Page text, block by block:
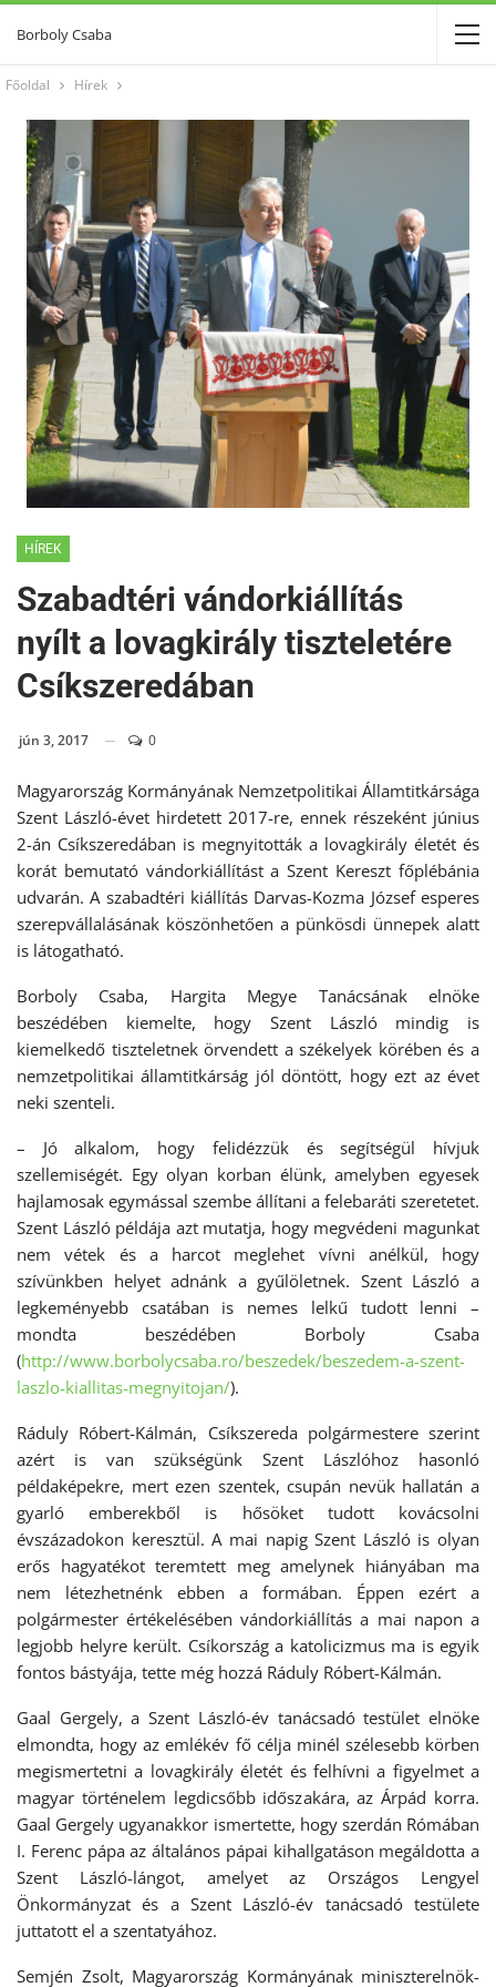
Borboly Csaba
Főoldal Hírek
HÍREK
Szabadtéri vándorkiállítás
nyílt a lovagkirály tiszteletére
Csíkszeredában
jún 3, 2017 0
Magyarország Kormányának Nemzetpolitikai Államtitkársága
Szent László-évet hirdetett 2017-re, ennek részeként június
2-án Csíkszeredában is megnyitották a lovagkirály életét és
korát bemutató vándorkiállítást a Szent Kereszt főplébánia
udvarán. A szabadtéri kiállítás Darvas-Kozma József esperes
szerepvállalásának köszönhetően a pünkösdi ünnepek alatt
is látogatható.
Borboly Csaba, Hargita Megye Tanácsának elnöke
beszédében kiemelte, hogy Szent László mindig is
kiemelkedő tiszteletnek örvendett a székelyek körében és a
nemzetpolitikai államtitkárság jól döntött, hogy ezt az évet
neki szenteli.
– Jó alkalom, hogy felidézzük és segítségül hívjuk
szellemiségét. Egy olyan korban élünk, amelyben egyesek
hajlamosak egymással szembe állítani a felebaráti szeretetet.
Szent László példája azt mutatja, hogy megvédeni magunkat
nem vétek és a harcot meglehet vívni anélkül, hogy
szívünkben helyet adnánk a gyűlöletnek. Szent László a
legkeményebb csatában is nemes lelkű tudott lenni –
mondta beszédében Borboly Csaba
(http://www.borbolycsaba.ro/beszedek/beszedem-a-szent-
laszlo-kiallitas-megnyitojan/).
Ráduly Róbert-Kálmán, Csíkszereda polgármestere szerint
azért is van szükségünk Szent Lászlóhoz hasonló
példaképekre, mert ezen szentek, csupán nevük hallatán a
gyarló emberekből is hősöket tudott kovácsolni
évszázadokon keresztül. A mai napig Szent László is olyan
erős hagyatékot teremtett meg amelynek hiányában ma
nem létezhetnénk ebben a formában. Éppen ezért a
polgármester értékelésében vándorkiállítás a mai napon a
legjobb helyre került. Csíkország a katolicizmus ma is egyik
fontos bástyája, tette még hozzá Ráduly Róbert-Kálmán.
Gaal Gergely, a Szent László-év tanácsadó testület elnöke
elmondta, hogy az emlékév fő célja minél szélesebb körben
megismertetni a lovagkirály életét és felhívni a figyelmet a
magyar történelem legdicsőbb időszakára, az Árpád korra.
Gaal Gergely ugyanakkor ismertette, hogy szerdán Rómában
I. Ferenc pápa az általános pápai kihallgatáson megáldotta a
Szent László-lángot, amelyet az Országos Lengyel
Önkormányzat és a Szent László-év tanácsadó testülete
juttatott el a szentatyához.
Semjén Zsolt, Magyarország Kormányának miniszterelnök-